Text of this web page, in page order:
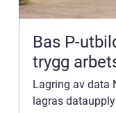
Bas P-
trygg
Lagring av data
lagras